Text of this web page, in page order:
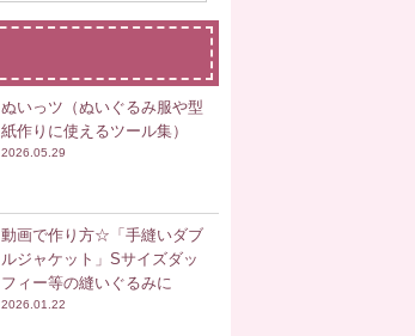
ぬいっツ（ぬいぐるみ服や型
紙作りに使えるツール集）
2026.05.29
動画で作り方☆「手縫いダブ
ルジャケット」Sサイズダッ
フィー等の縫いぐるみに
2026.01.22